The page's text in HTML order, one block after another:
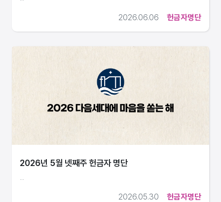
헌금자명단
2026.06.06
헌금자명단
2026.05.30
2026년 5월 넷째주 헌금자 명단